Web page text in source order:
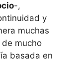
-,
y
muchas
mucho
basada en